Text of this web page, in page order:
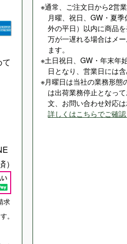
求
。
通常、ご注文日から2営業
月曜、祝日、GW・夏
外の平日）以内に商品を
万が一遅れる場合はメ
ます。
土日祝日、GW・年末年
日となり、営業日には含
月曜日は当社の業務形態
は出荷業務停止となっ
文、お問い合わせ対応
詳しくはこちらでご確認